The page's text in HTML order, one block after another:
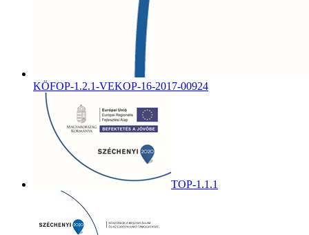
KÖFOP-1.2.1-VEKOP-16-2017-00924
TOP-1.1.1